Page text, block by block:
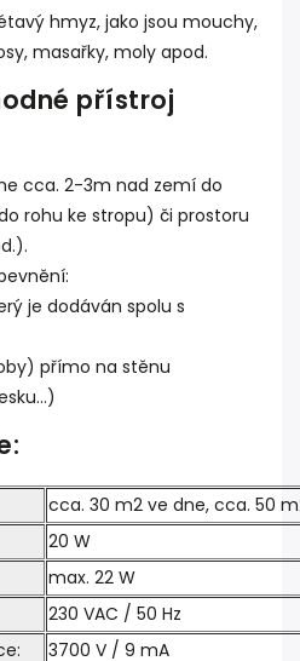
hmyz, jako jsou mouchy,
masařky, moly apod.
přístroj
cca. 2-3m nad zemí do
rohu ke stropu) či prostoru
je dodáván spolu s
přímo na stěnu
cca. 30 m2 ve dne, cca. 50
20 W
max. 22 W
230 VAC / 50 Hz
3700 V / 9 mA